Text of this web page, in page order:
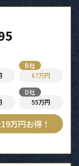
B社
67万円
D社
55万円
万円お得！